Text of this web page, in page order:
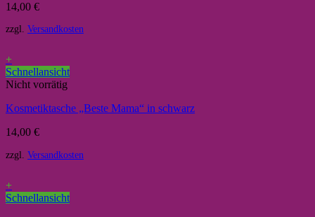
14,00 €
zzgl. Versandkosten
+
Schnellansicht
Nicht vorrätig
Kosmetiktasche „Beste Mama“ in schwarz
14,00 €
zzgl. Versandkosten
+
Schnellansicht